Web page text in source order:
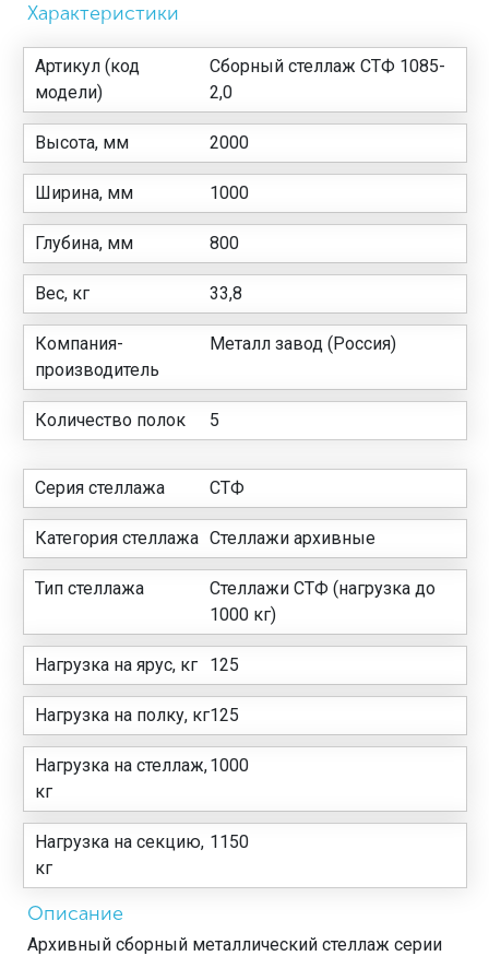
Характеристики
Артикул (код
модели)
Сборный стеллаж СТФ 1085-
2,0
Высота, мм 2000
Ширина, мм 1000
Глубина, мм 800
Вес, кг 33,8
Компания-
производитель
Металл завод (Россия)
Количество полок 5
Серия стеллажа СТФ
Категория стеллажа Стеллажи архивные
Тип стеллажа
Стеллажи СТФ (нагрузка до
1000 кг)
Нагрузка на ярус, кг 125
Нагрузка на полку, кг125
Нагрузка на стеллаж,
кг
1000
Нагрузка на секцию,
кг
1150
Описание
Архивный сборный металлический стеллаж серии